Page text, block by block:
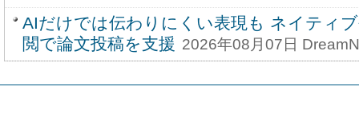
AIだけでは伝わりにくい表現も ネイティ
閲で論文投稿を支援 2026年08月07日